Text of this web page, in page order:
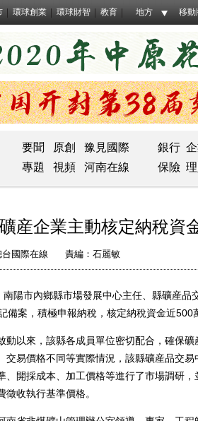
環球創業 環球財智 教育 地方 移動
要聞 原創 豫見國際 銀行
專題
視頻 河南在線 保險
産企業主動核定納稅資
國際在線 責編：石麗敏
市內鄉縣市場發展中心主任、縣礦産品
案，積極申報納稅，核定納稅資金近500
以來，該縣各成員單位密切配合，確保礦
交易價格不同等實際情況，該縣礦産品交
、開採成本、加工價格等進行了市場調研
收執行基準價格。